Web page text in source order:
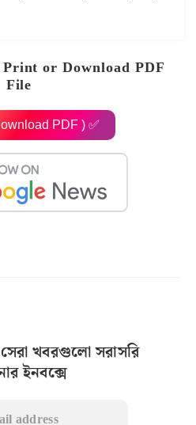
or Download PDF
File
PDF ) ✅
খবরগুলো সরাসরি
ইনবক্সে